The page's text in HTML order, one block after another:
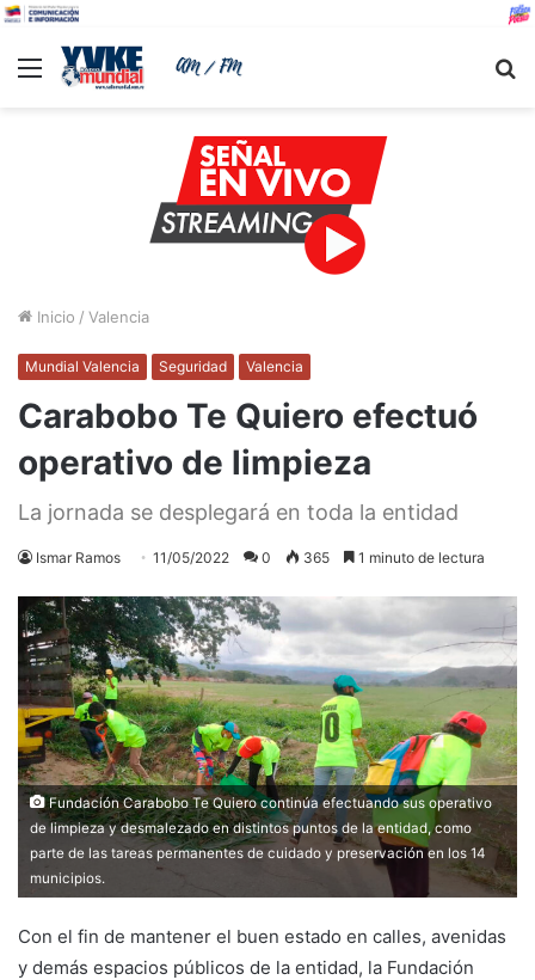
Menu
Inicio / Valencia
Mundial Valencia Seguridad Valencia
Carabobo Te Quiero efectuó
operativo de limpieza
La jornada se desplegará en toda la entidad
Ismar Ramos 11/05/2022 0 365 1 minuto de lectura
Fundación Carabobo Te Quiero continúa efectuando sus operativo
de limpieza y desmalezado en distintos puntos de la entidad, como
parte de las tareas permanentes de cuidado y preservación en los 14
municipios.
Con el fin de mantener el buen estado en calles, avenidas
y demás espacios públicos de la entidad, la Fundación